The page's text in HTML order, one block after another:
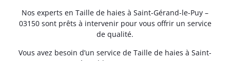
Nos experts en Taille de haies à Saint-Gérand-le-Puy –
03150 sont prêts à intervenir pour vous offrir un service
de qualité.
Vous avez besoin d’un service de Taille de haies à Saint-